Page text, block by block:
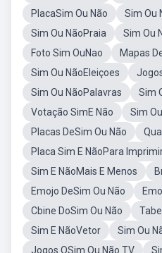
PlacaSim Ou Não
Sim Ou
Sim Ou NãoPraia
Sim Ou
Foto Sim OuNao
Mapas
Sim Ou NãoEleiçoes
Sim Ou NãoPalavras
Sim
Votação SimE Não
Sim
Placas DeSim Ou Não
Placa Sim E NãoPara
Sim E NãoMais E Menos
Emojo DeSim Ou Não
Cbine DoSim Ou Não
Sim E NãoVetor
Sim Ou
Jogos OSim Ou Não TV